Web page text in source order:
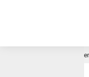
bagi Generasi Muda